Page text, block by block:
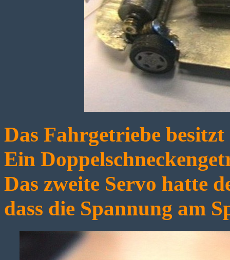
Das Fahrgetriebe
Ein
Das zweite Servo hatte
dass die Spannung am